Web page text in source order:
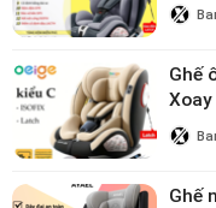
Ghế
linh
Ghế